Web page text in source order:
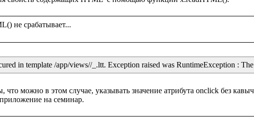
in template /app/views//_.ltt. Exception raised was RuntimeException :
можно в этом случае, указывать значение атрибута onclick без